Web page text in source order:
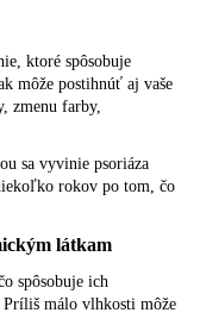
ktoré spôsobuje
môže postihnúť aj vaše
zmenu farby,
sa vyvinie psoriáza
rokov po tom, čo
látkam
spôsobuje ich
málo vlhkosti môže